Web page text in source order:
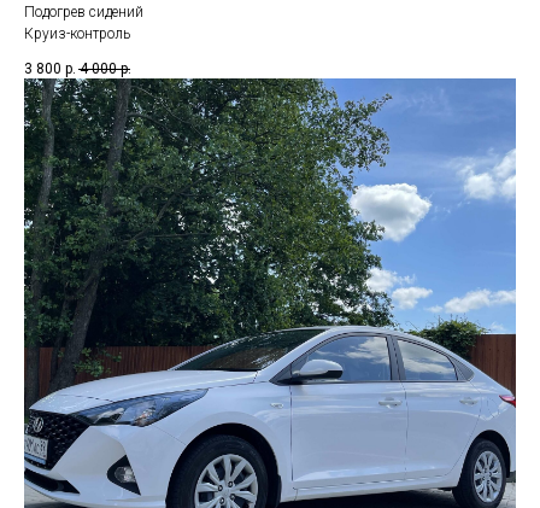
Подогрев сидений
Круиз-контроль
3 800 р. 4 000 р.